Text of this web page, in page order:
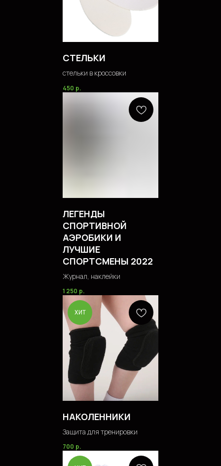
СТЕЛЬКИ
стельки в кроссовки
450 р.
ЛЕГЕНДЫ
СПОРТИВНОЙ
АЭРОБИКИ И
ЛУЧШИЕ
СПОРТСМЕНЫ 2022
Журнал, наклейки
1 250 р.
ХИТ
НАКОЛЕННИКИ
Защита для тренировки
700 р.